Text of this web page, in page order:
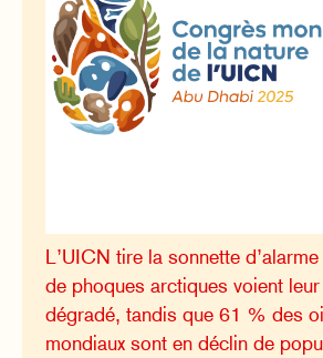
L’UICN tire la sonnette
de phoques arctiques voient
dégradé, tandis que 61 % des
mondiaux sont en déclin de